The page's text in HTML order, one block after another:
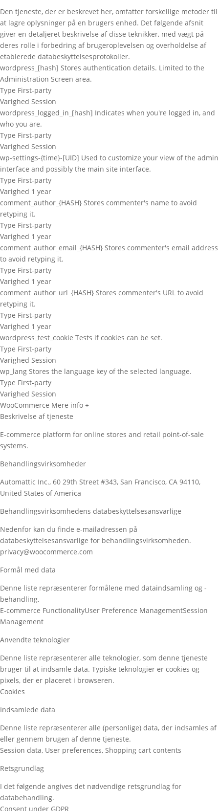
Den tjeneste, der er beskrevet her, omfatter forskellige metoder til
at lagre oplysninger på en brugers enhed. Det følgende afsnit
giver en detaljeret beskrivelse af disse teknikker, med vægt på
deres rolle i forbedring af brugeroplevelsen og overholdelse af
etablerede databeskyttelsesprotokoller.
wordpress_[hash] Stores authentication details. Limited to the
Administration Screen area.
Type First-party
Varighed Session
wordpress_logged_in_[hash] Indicates when you're logged in, and
who you are.
Type First-party
Varighed Session
wp-settings-{time}-[UID] Used to customize your view of the admin
interface and possibly the main site interface.
Type First-party
Varighed 1 year
comment_author_{HASH} Stores commenter's name to avoid
retyping it.
Type First-party
Varighed 1 year
comment_author_email_{HASH} Stores commenter's email address
to avoid retyping it.
Type First-party
Varighed 1 year
comment_author_url_{HASH} Stores commenter's URL to avoid
retyping it.
Type First-party
Varighed 1 year
wordpress_test_cookie Tests if cookies can be set.
Type First-party
Varighed Session
wp_lang Stores the language key of the selected language.
Type First-party
Varighed Session
WooCommerce Mere info +
Beskrivelse af tjeneste
E-commerce platform for online stores and retail point-of-sale
systems.
Behandlingsvirksomheder
Automattic Inc., 60 29th Street #343, San Francisco, CA 94110,
United States of America
Behandlingsvirksomhedens databeskyttelsesansvarlige
Nedenfor kan du finde e-mailadressen på
databeskyttelsesansvarlige for behandlingsvirksomheden.
privacy@woocommerce.com
Formål med data
Denne liste repræsenterer formålene med dataindsamling og -
behandling.
E-commerce FunctionalityUser Preference ManagementSession
Management
Anvendte teknologier
Denne liste repræsenterer alle teknologier, som denne tjeneste
bruger til at indsamle data. Typiske teknologier er cookies og
pixels, der er placeret i browseren.
Cookies
Indsamlede data
Denne liste repræsenterer alle (personlige) data, der indsamles af
eller gennem brugen af denne tjeneste.
Session data, User preferences, Shopping cart contents
Retsgrundlag
I det følgende angives det nødvendige retsgrundlag for
databehandling.
Consent under GDPR